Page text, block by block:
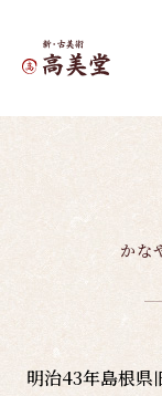
ホーム島根の作家
かな
明治43年島根県